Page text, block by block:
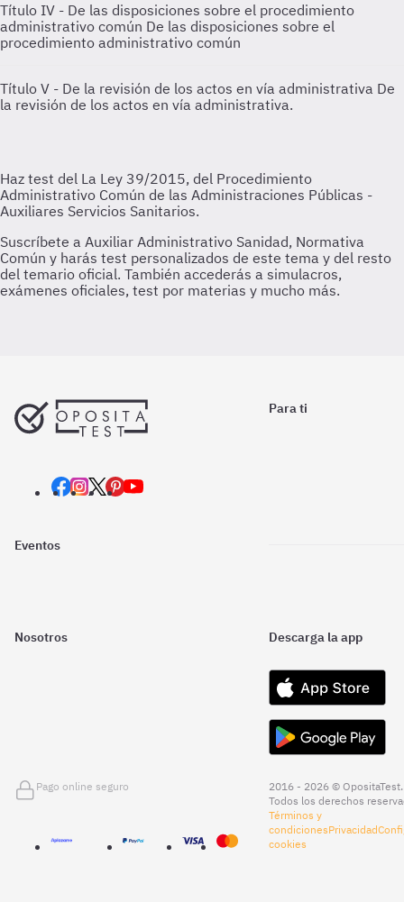
Título IV - De las disposiciones sobre el procedimiento
administrativo común De las disposiciones sobre el
procedimiento administrativo común
Título V - De la revisión de los actos en vía administrativa De
la revisión de los actos en vía administrativa.
Para ti
Eventos
Nosotros Descarga la app
Pago online seguro
2016 - 2026 © OpositaTest.
Todos los derechos
Términos y
condicionesPrivacidad
cookies